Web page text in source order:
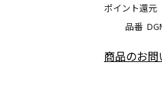
品番
ポイント還元
商品のお